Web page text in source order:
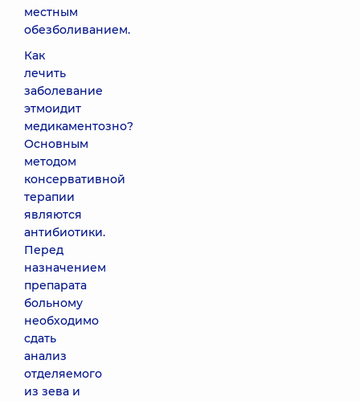
местным
обезболиванием.
Как
лечить
заболевание
этмоидит
медикаментозно?
Основным
методом
консервативной
терапии
являются
антибиотики.
Перед
назначением
препарата
больному
необходимо
сдать
анализ
отделяемого
из зева и